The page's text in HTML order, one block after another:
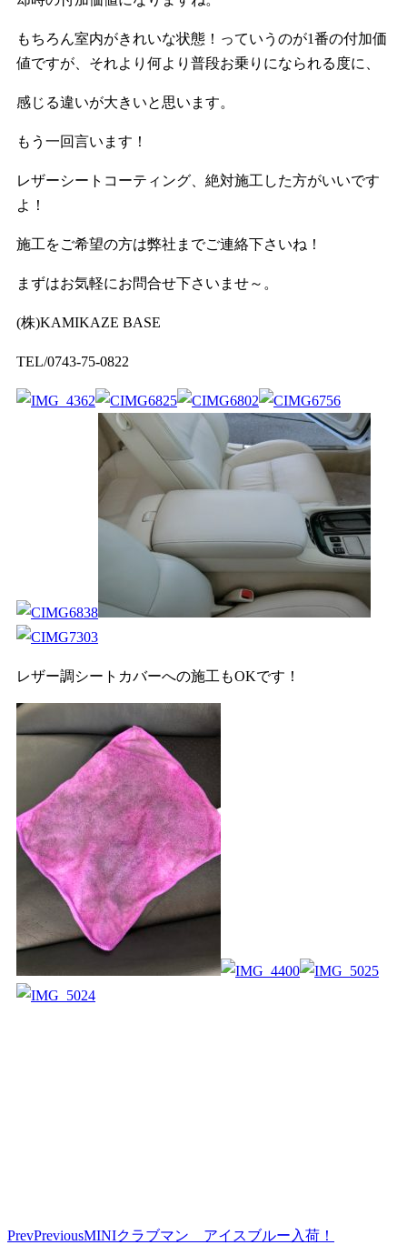
もちろん室内がきれいな状態！っていうのが1番の付加価
値ですが、それより何より普段お乗りになられる度に、
感じる違いが大きいと思います。
もう一回言います！
レザーシートコーティング、絶対施工した方がいいです
よ！
施工をご希望の方は弊社までご連絡下さいね！
まずはお気軽にお問合せ下さいませ～。
(株)KAMIKAZE BASE
TEL/0743-75-0822
レザー調シートカバーへの施工もOKです！
PrevPreviousMINIクラブマン アイスブルー入荷！